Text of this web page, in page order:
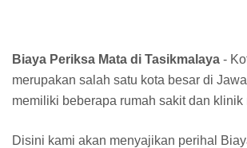
Biaya Periksa Mata di Tasikmalaya -
merupakan salah satu kota besar di
memiliki beberapa rumah sakit dan klinik
Disini kami akan menyajikan perihal